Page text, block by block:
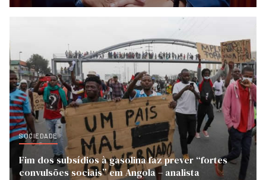
SOCIEDADE
Fim dos subsídios à gasolina faz prever “fortes
convulsões sociais” em Angola – analista